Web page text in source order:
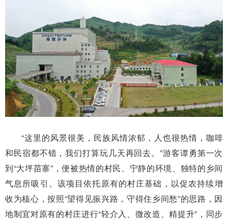
“这里的风景很美，民族风情浓郁，人也很热情，咖啡
和民宿都不错，我们打算玩几天再回去。”游客谭勇第一次
到“大坪苗寨”，便被热情的村民、宁静的环境、独特的乡间
气息所吸引。该项目依托原有的村庄基础，以促农持续增
收为核心，按照“望得见振兴路，守得住乡间愁”的思路，因
地制宜对原有的村庄进行“轻介入、微改造、精提升”，同步